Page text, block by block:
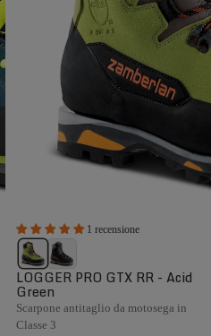
1 recensione
LOGGER PRO GTX RR - Acid
Green
Scarpone antitaglio da motosega in
Classe 3